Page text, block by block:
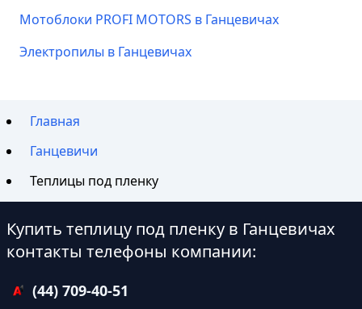
Мотоблоки PROFI MOTORS в Ганцевичах
Электропилы в Ганцевичах
Главная
Ганцевичи
Теплицы под пленку
Купить теплицу под пленку в Ганцевичах
контакты телефоны компании:
(44) 709-40-51